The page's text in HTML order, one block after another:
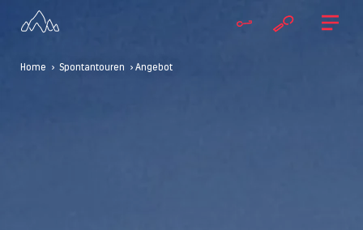
Home > Spontantouren > Angebot